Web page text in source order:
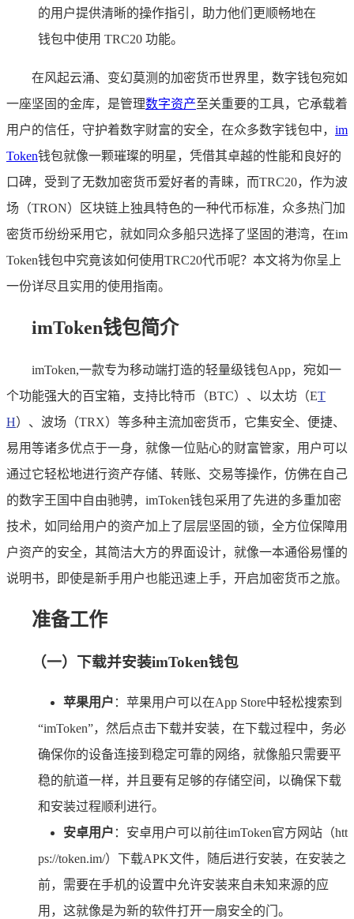
的用户提供清晰的操作指引，助力他们更顺畅地在
钱包中使用 TRC20 功能。
在风起云涌、变幻莫测的加密货币世界里，数字钱包宛如
一座坚固的金库，是管理数字资产至关重要的工具，它承载着
用户的信任，守护着数字财富的安全，在众多数字钱包中， im
Token钱包就像一颗璀璨的明星，凭借其卓越的性能和良好的
口碑，受到了无数加密货币爱好者的青睐，而TRC20，作为波
场（TRON）区块链上独具特色的一种代币标准，众多热门加
密货币纷纷采用它，就如同众多船只选择了坚固的港湾，在im
Token钱包中究竟该如何使用TRC20代币呢？本文将为你呈上
一份详尽且实用的使用指南。
imToken钱包简介
imToken,一款专为移动端打造的轻量级钱包App，宛如一
个功能强大的百宝箱，支持比特币（BTC）、以太坊（ET
H）、波场（TRX）等多种主流加密货币，它集安全、便捷、
易用等诸多优点于一身，就像一位贴心的财富管家，用户可以
通过它轻松地进行资产存储、转账、交易等操作，仿佛在自己
的数字王国中自由驰骋，imToken钱包采用了先进的多重加密
技术，如同给用户的资产加上了层层坚固的锁，全方位保障用
户资产的安全，其简洁大方的界面设计，就像一本通俗易懂的
说明书，即使是新手用户也能迅速上手，开启加密货币之旅。
准备工作
（一）下载并安装imToken钱包
苹果用户 ：苹果用户可以在App Store中轻松搜索到
“imToken”，然后点击下载并安装，在下载过程中，务必
确保你的设备连接到稳定可靠的网络，就像船只需要平
稳的航道一样，并且要有足够的存储空间，以确保下载
和安装过程顺利进行。
安卓用户 ：安卓用户可以前往imToken官方网站（htt
ps://token.im/）下载APK文件，随后进行安装，在安装之
前，需要在手机的设置中允许安装来自未知来源的应
用，这就像是为新的软件打开一扇安全的门。